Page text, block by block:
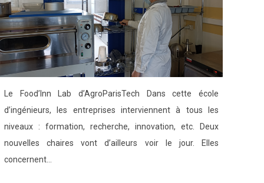
Le Food’Inn Lab d’AgroParisTech Dans cette école
d’ingénieurs, les entreprises interviennent à tous les
niveaux : formation, recherche, innovation, etc. Deux
nouvelles chaires vont d’ailleurs voir le jour. Elles
concernent…